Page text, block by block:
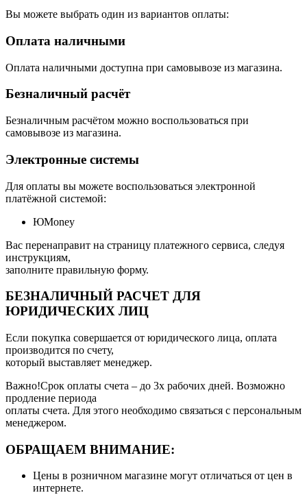
Вы можете выбрать один из вариантов оплаты:
Оплата наличными
Оплата наличными доступна при самовывозе из магазина.
Безналичный расчёт
Безналичным расчётом можно воспользоваться при
самовывозе из магазина.
Электронные системы
Для оплаты вы можете воспользоваться электронной
платёжной системой:
ЮMoney
Вас перенаправит на страницу платежного сервиса, следуя
инструкциям,
заполните правильную форму.
БЕЗНАЛИЧНЫЙ РАСЧЕТ ДЛЯ
ЮРИДИЧЕСКИХ ЛИЦ
Если покупка совершается от юридического лица, оплата
производится по счету,
который выставляет менеджер.
Важно!Срок оплаты счета – до 3х рабочих дней. Возможно
продление периода
оплаты счета. Для этого необходимо связаться с персональным
менеджером.
ОБРАЩАЕМ ВНИМАНИЕ:
Цены в розничном магазине могут отличаться от цен в
интернете.